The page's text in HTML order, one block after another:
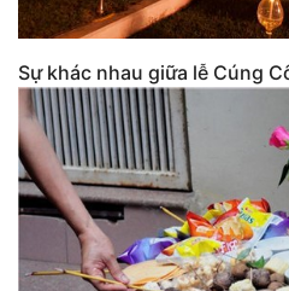
Sự khác nhau giữa lễ Cúng